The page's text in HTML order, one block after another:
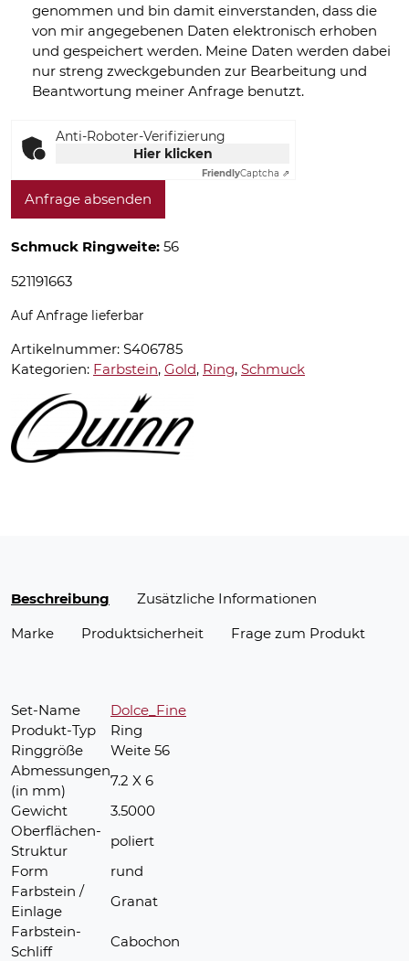
genommen und bin damit einverstanden, dass die
von mir angegebenen Daten elektronisch erhoben
und gespeichert werden. Meine Daten werden dabei
nur streng zweckgebunden zur Bearbeitung und
Beantwortung meiner Anfrage benutzt.
Anti-Roboter-Verifizierung
Hier klicken
FriendlyCaptcha ⇗
Anfrage absenden
Schmuck Ringweite: 56
521191663
Auf Anfrage lieferbar
Artikelnummer: S406785
Kategorien: Farbstein, Gold, Ring, Schmuck
Beschreibung
Zusätzliche Informationen
Marke
Produktsicherheit Frage zum Produkt
Set-Name
Dolce_Fine
Produkt-Typ
Ring
Ringgröße
Weite 56
Abmessungen
(in mm)
7.2 X 6
Gewicht
3.5000
Oberflächen-
Struktur
poliert
Form
rund
Farbstein /
Einlage
Granat
Farbstein-
Schliff
Cabochon